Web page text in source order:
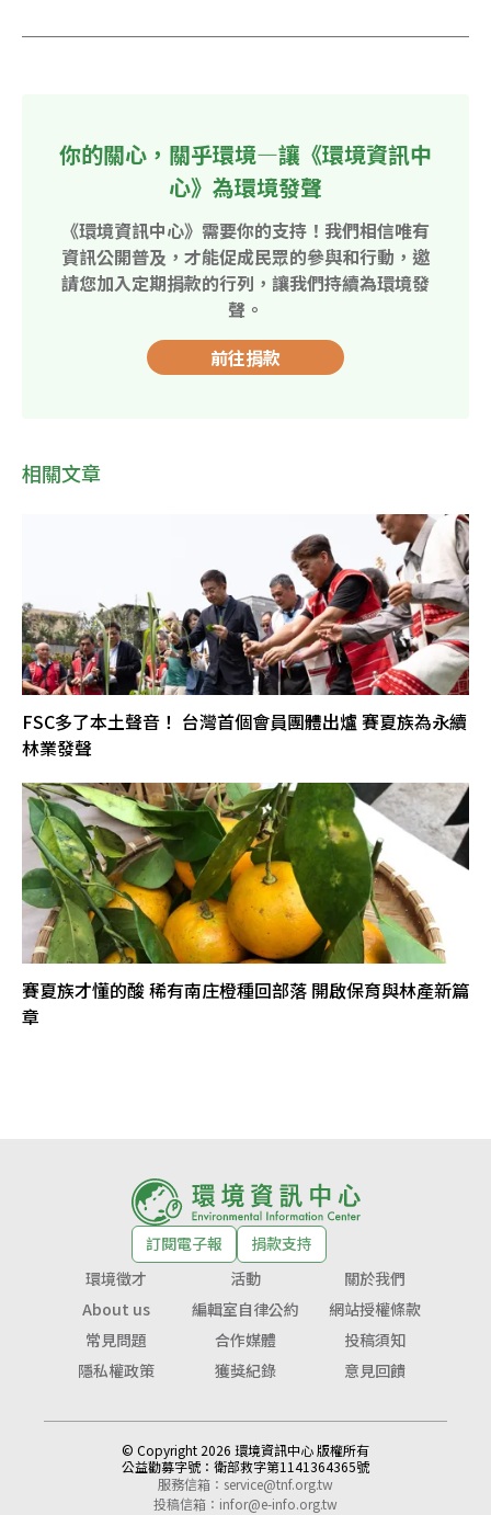
你的關心，關乎環境—讓《環境資訊中
心》為環境發聲
《環境資訊中心》需要你的支持！我們相信唯有
資訊公開普及，才能促成民眾的參與和行動，邀
請您加入定期捐款的行列，讓我們持續為環境發
聲。
前往捐款
相關文章
FSC多了本土聲音！ 台灣首個會員團體出爐 賽夏族為永續
林業發聲
賽夏族才懂的酸 稀有南庄橙種回部落 開啟保育與林產新篇
章
訂閱電子報
捐款支持
環境徵才
活動
關於我們
About us
編輯室自律公約
網站授權條款
常見問題
合作媒體
投稿須知
隱私權政策
獲獎紀錄 意見回饋
© Copyright 2026 環境資訊中心 版權所有
公益勸募字號： 衛部救字第1141364365號
服務信箱： service@tnf.org.tw
投稿信箱： infor@e-info.org.tw